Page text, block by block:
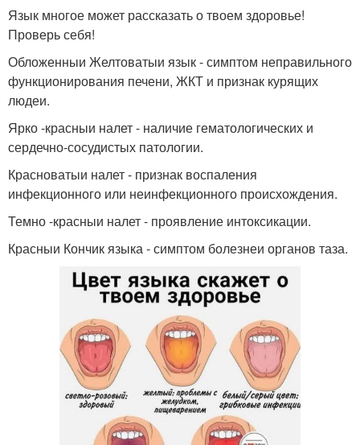
Язык многое может рассказать о твоем здоровье!
Проверь себя!
Обложенныи Желтоватыи язык - симптом неправильного
функционирования печени, ЖКТ и признак курящих
людеи.
Ярко -красныи налет - наличие гематологических и
сердечно-сосудистых патологии.
Красноватыи налет - признак воспаления
инфекционного или неинфекционного происхождения.
Темно -красныи налет - проявление интоксикации.
Красныи Кончик языка - симптом болезнеи органов таза.